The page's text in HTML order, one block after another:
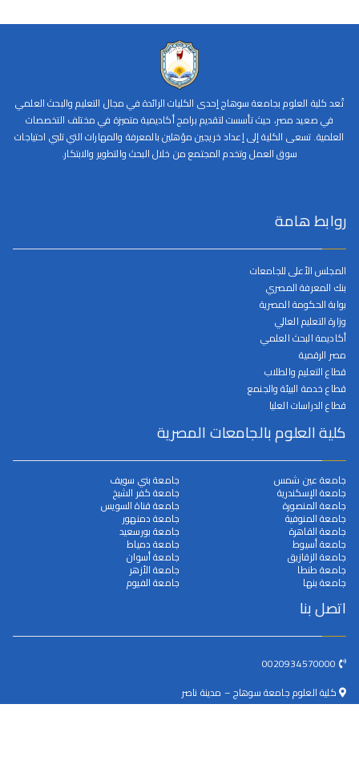
تُعد كلية العلوم بجامعة سوهاج إحدى الكليات الرائدة في مجال التعليم والبحث العلمي
في صعيد مصر، حيث تأسست لتقديم برامج أكاديمية متميزة في مختلف التخصصات
العلمية. تسعى الكلية إلى إعداد خريجين مؤهلين بالمعرفة والمهارات التي تلبي احتياجات
سوق العمل وتخدم المجتمع من خلال البحث والتطوير والابتكار.
روابط هامة
المجلس الأعلى للجامعات
بنك المعرفة المصري
بوابة الحكومة المصرية
وزارة التعليم العالي
أكاديمة البحث العلمي
مصر الرقمية
قطاع التعليم والطلاب
قطاع خدمة البيئة والجنمع
قطاع الدراسات العليا
كلية العلوم بالجامعات المصرية
جامعة عين شمس
جامعة الإسكندرية
جامعة المنصورة
جامعة المنوفية
جامعة القاهرة
جامعة أسيوط
جامعة الزقازيق
جامعة طنطا
جامعة بنها
جامعة بني سويف
جامعة كفر الشيخ
جامعة قناة السويس
جامعة دمنهور
جامعة بورسعيد
جامعة دمياط
جامعة أسوان
جامعة الأزهر
جامعة الفيوم
اتصل بنا
كلية العلوم جامعة سوهاج – مدينة ناصر